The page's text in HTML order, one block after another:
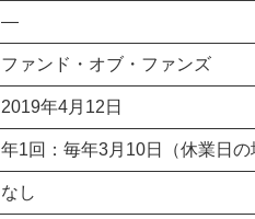
―
ファンド・オブ・ファンズ
2019年4月12日
年1回：毎年3月10日（休業日の
なし